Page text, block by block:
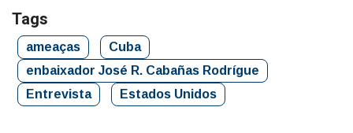
Tags
ameaças
Cuba
enbaixador José R. Cabañas Rodrígue
Entrevista
Estados Unidos